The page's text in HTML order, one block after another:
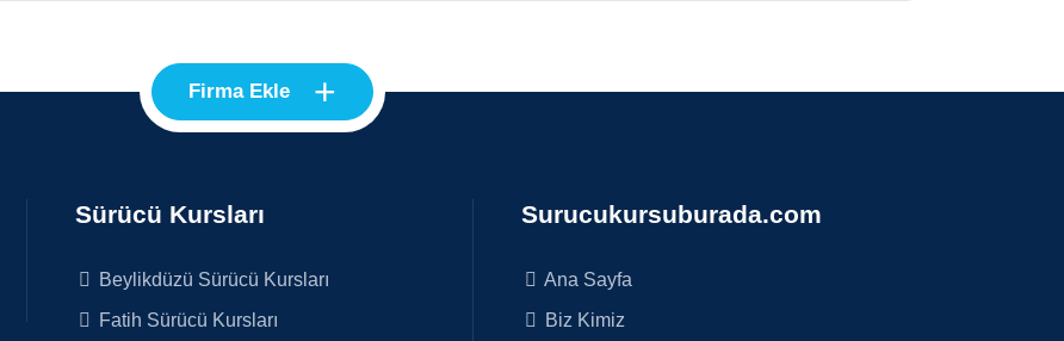
Firma Ekle +
Sürücü Kursları
Beylikdüzü Sürücü Kursları
Fatih Sürücü Kursları
Surucukursuburada.com
Ana Sayfa
Biz Kimiz